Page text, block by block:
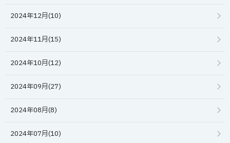
2024年12月(10)
2024年11月(15)
2024年10月(12)
2024年09月(27)
2024年08月(8)
2024年07月(10)